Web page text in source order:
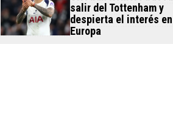
salir del Tottenham y
despierta el interés en
Europa